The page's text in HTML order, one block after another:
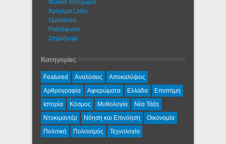
Φιλικοί Ιστοχώροι
Χρήσιμα Links
Ομογένεια
Ραδιόφωνο
Στηρίζουμε
Κατηγορίες
Featured Αναλύσεις
Αποκαλύψεις
Αρθρογραφία
Αφιερώματα Ελλάδα
Επιστήμη
Ιστορία
Κόσμος Μυθολογία
Νέα Τάξη
Ντοκιμαντέρ
Νόηση και Επινόηση
Οικονομία
Πολιτική
Πολιτισμός Τεχνολογία